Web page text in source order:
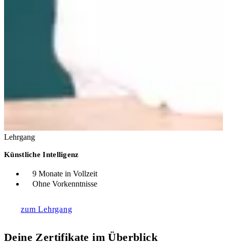
Lehrgang
Künstliche Intelligenz
9 Monate in Vollzeit
Ohne Vorkenntnisse
zum Lehrgang
Deine Zertifikate im Überblick